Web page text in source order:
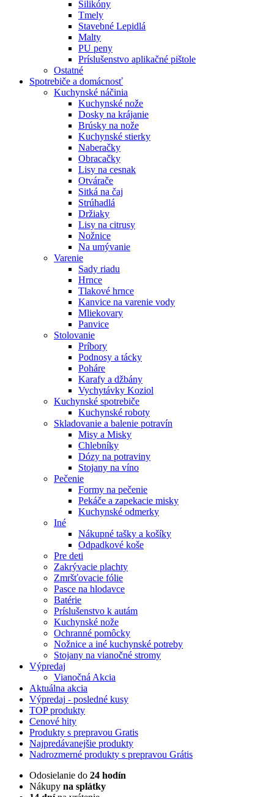
Silikóny
Tmely
Stavebné Lepidlá
Malty
PU peny
Príslušenstvo aplikačné pištole
Ostatné
Spotrebiče a domácnosť
Kuchynské náčinia
Kuchynské nože
Dosky na krájanie
Brúsky na nože
Kuchynské stierky
Naberačky
Obracačky
Lisy na cesnak
Otvárače
Sitká na čaj
Strúhadlá
Držiaky
Lisy na citrusy
Nožnice
Na umývanie
Varenie
Sady riadu
Hrnce
Tlakové hrnce
Kanvice na varenie vody
Mliekovary
Panvice
Stolovanie
Príbory
Podnosy a tácky
Poháre
Karafy a džbány
Vychytávky Koziol
Kuchynské spotrebiče
Kuchynské roboty
Skladovanie a balenie potravín
Misy a Misky
Chlebníky
Dózy na potraviny
Stojany na víno
Pečenie
Formy na pečenie
Pekáče a zapekacie misky
Kuchynské odmerky
Iné
Nákupné tašky a košíky
Odpadkové koše
Pre deti
Zakrývacie plachty
Zmršťovacie fólie
Pasce na hlodavce
Batérie
Príslušenstvo k autám
Kuchynské nože
Ochranné pomôcky
Nožnice a iné kuchynské potreby
Stojany na vianočné stromy
Výpredaj
Vianočná Akcia
Aktuálna akcia
Výpredaj - posledné kusy
TOPprodukty
Cenové hity
Produkty s prepravou Gratis
Najpredávanejšie produkty
Nadrozmerné produkty s prepravou Grátis
Odosielanie do 24 hodín
Nákupy na splátky